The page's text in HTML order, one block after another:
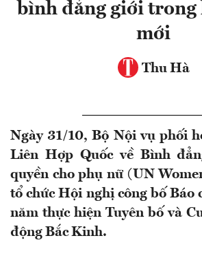
bình đẳng giới trong
mới
Thu Hà
Ngày 31/10, Bộ Nội vụ phối
Liên Hợp Quốc về Bình
quyền cho phụ nữ (UN
tổ chức Hội nghị công bố Báo
năm thực hiện Tuyên bố và
động Bắc Kinh.